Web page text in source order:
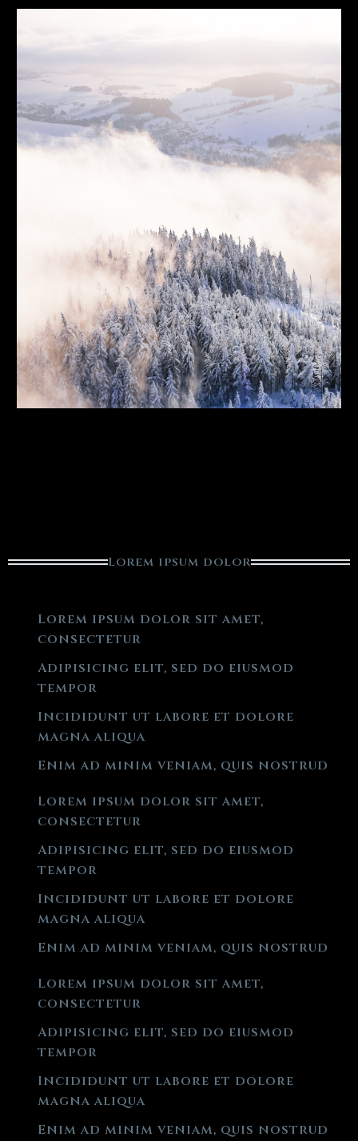
Lorem ipsum dolor
Lorem ipsum dolor sit amet,
consectetur
Adipisicing elit, sed do eiusmod
tempor
Incididunt ut labore et dolore
magna aliqua
Enim ad minim veniam, quis nostrud
Lorem ipsum dolor sit amet,
consectetur
Adipisicing elit, sed do eiusmod
tempor
Incididunt ut labore et dolore
magna aliqua
Enim ad minim veniam, quis nostrud
Lorem ipsum dolor sit amet,
consectetur
Adipisicing elit, sed do eiusmod
tempor
Incididunt ut labore et dolore
magna aliqua
Enim ad minim veniam, quis nostrud